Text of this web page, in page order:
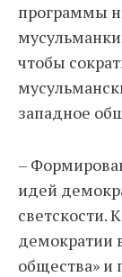
программы
чтобы
западное
–
идей
светскости.
демократии
общества»